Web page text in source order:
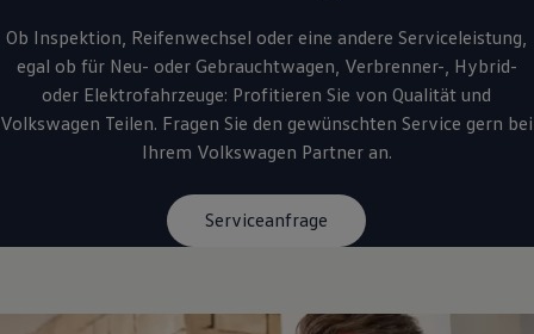
Ob Inspektion, Reifenwechsel oder eine andere Serviceleistung,
egal ob für Neu- oder Gebrauchtwagen , Verbrenner-, Hybrid-
oder Elektrofahrzeuge: Profitieren Sie von Qualität und
Volkswagen Teilen. Fragen Sie den gewünschten Service gern bei
Ihrem Volkswagen Partner an.
Serviceanfrage